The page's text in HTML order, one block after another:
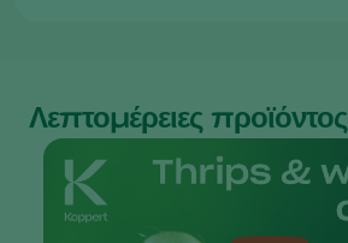
Λεπτομέρειες προϊόντος